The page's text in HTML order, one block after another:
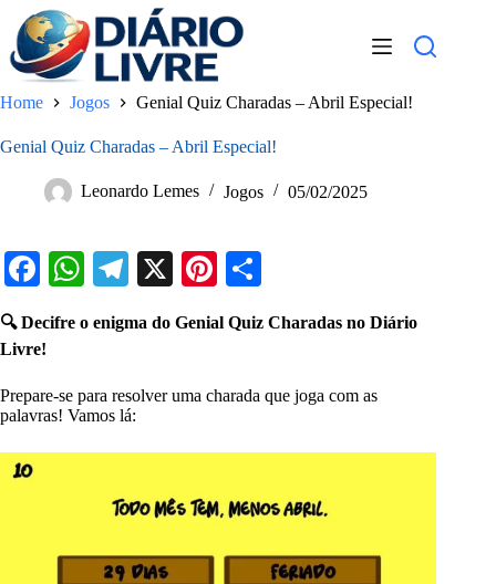
para
conteúdo
Home
Jogos Genial Quiz Charadas – Abril Especial!
Genial Quiz Charadas – Abril Especial!
Leonardo Lemes Jogos 05/02/2025
Fa
ce
bo
W
ha
ts
pp
Te
gr
m
X
Pi
er
t
re
🔍 Decifre o enigma do Genial Quiz Charadas no Diário
Livre!
Prepare-se para resolver uma charada que joga com as
palavras! Vamos lá: